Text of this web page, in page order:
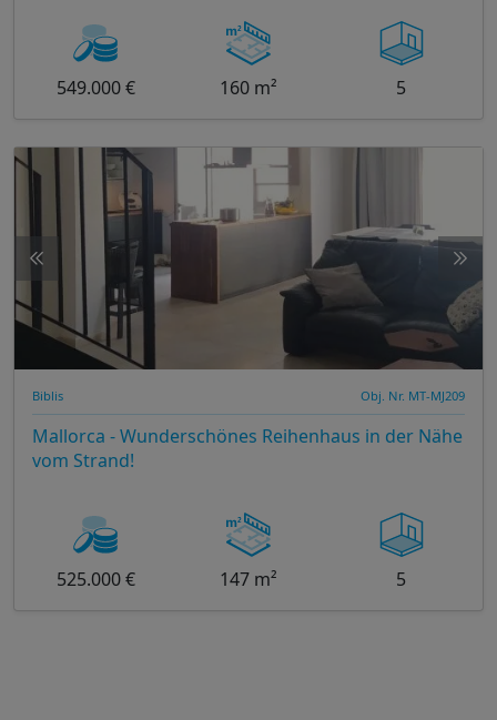
549.000 € 160 m² 5
Biblis Obj. Nr. MT-MJ209
Mallorca - Wunderschönes Reihenhaus in der Nähe
vom Strand!
525.000 € 147 m² 5